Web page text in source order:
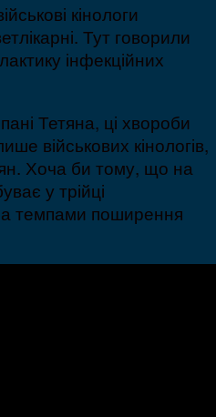
кінологи
Тут говорили
інфекційних
Тетяна, ці хвороби
військових кінологів,
Хоча би тому, що на
у трійці
темпами поширення